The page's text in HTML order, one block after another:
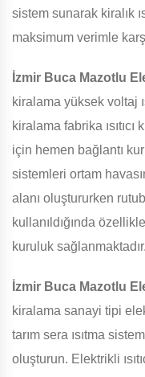
sistem sunarak kiralık
maksimum verimle
İzmir Buca Mazotlu
kiralama yüksek voltaj
kiralama fabrika
için hemen bağlantı
sistemleri ortam
alanı oluştururken
kullanıldığında
kuruluk sağlanmaktadır.
İzmir Buca Mazotlu
kiralama sanayi tipi
tarım sera ısıtma
oluşturun. Elektrikli